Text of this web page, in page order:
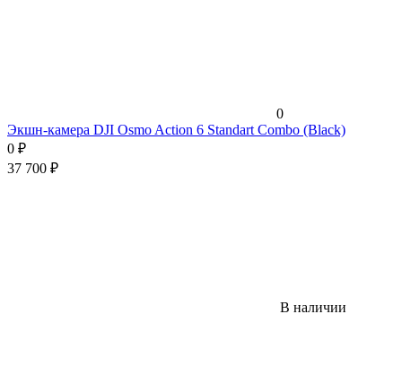
0
Экшн-камера DJI Osmo Action 6 Standart Combo (Black)
0 ₽
37 700 ₽
В наличии